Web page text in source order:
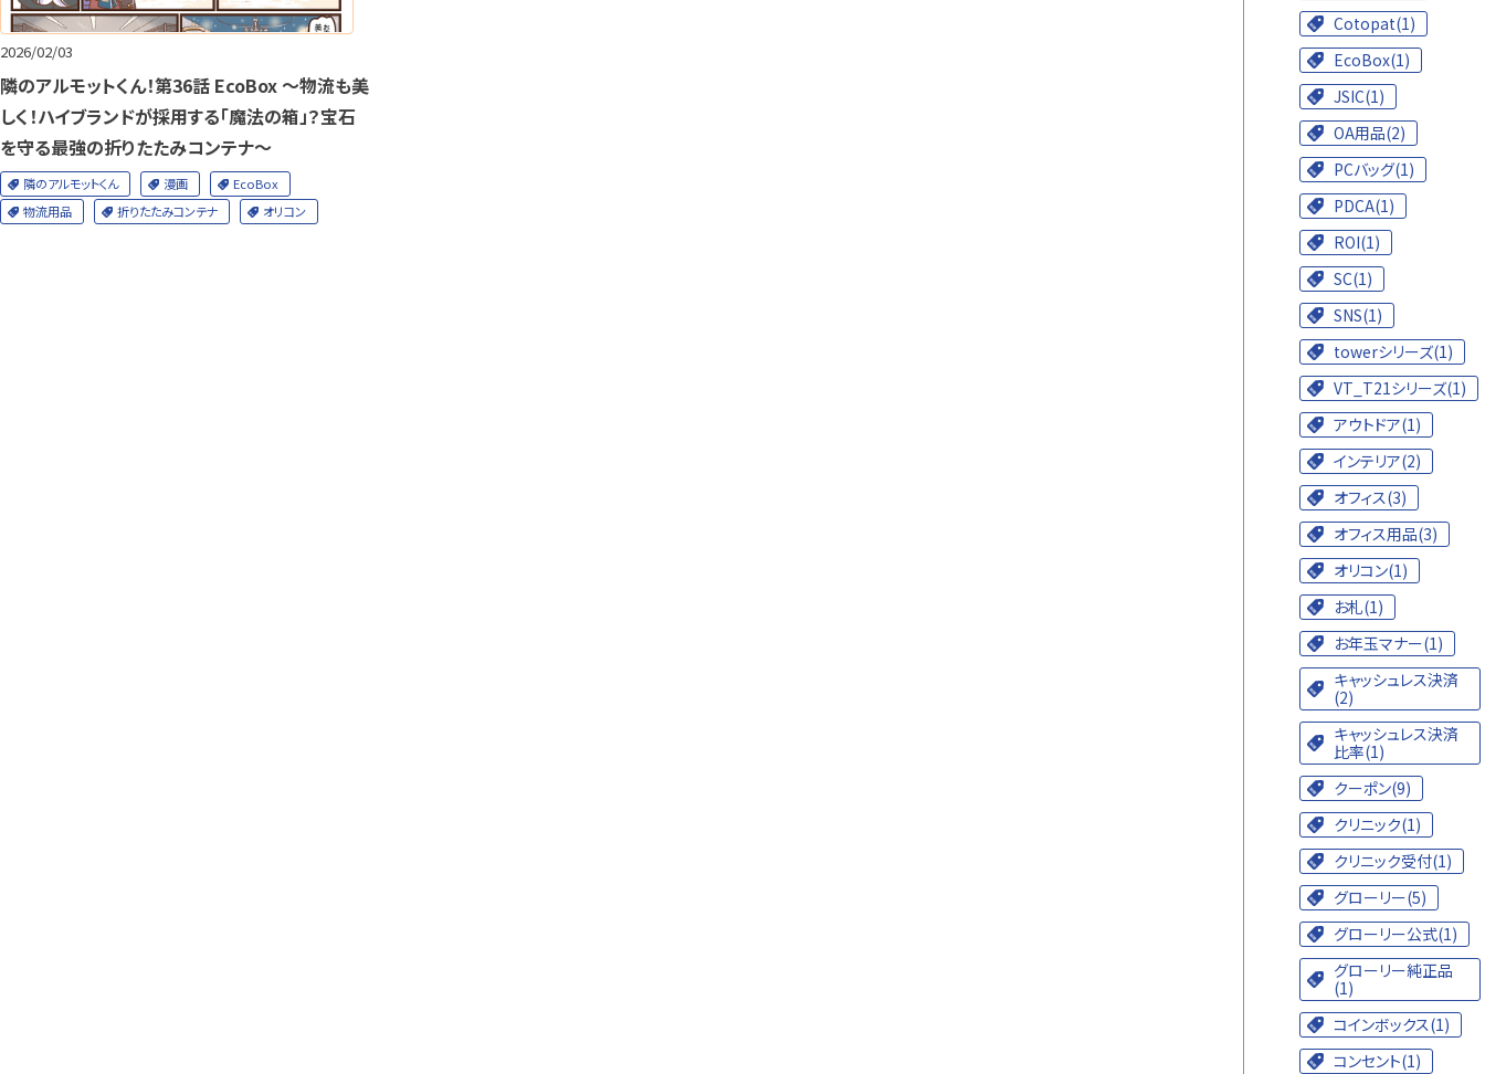
2026/02/03
隣のアルモットくん！第36話 EcoBox ～物流も美
しく！ハイブランドが採用する「魔法の箱」？宝石
を守る最強の折りたたみコンテナ～
隣のアルモットくん 漫画
EcoBox
物流用品
折りたたみコンテナ オリコン
Cotopat(1)
EcoBox(1)
JSIC(1)
OA用品(2)
PCバッグ(1)
PDCA(1)
ROI(1)
SC(1)
SNS(1)
towerシリーズ(1)
VT_T21シリーズ(1)
アウトドア(1)
インテリア(2)
オフィス(3)
オフィス用品(3)
オリコン(1)
お札(1)
お年玉マナー(1)
キャッシュレス決済
(2)
キャッシュレス決済
比率(1)
クーポン(9)
クリニック(1)
クリニック受付(1)
グローリー(5)
グローリー公式(1)
グローリー純正品
(1)
コインボックス(1)
コンセント(1)